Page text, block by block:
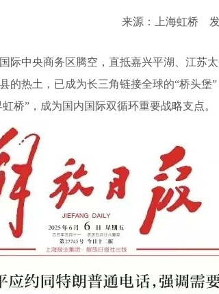
来源：上海虹桥
际中央商务区腾空，直抵嘉兴平湖、江苏
的热土，已成为长三角链接全球的“桥头
桥”，成为国内国际双循环重要战略支点。